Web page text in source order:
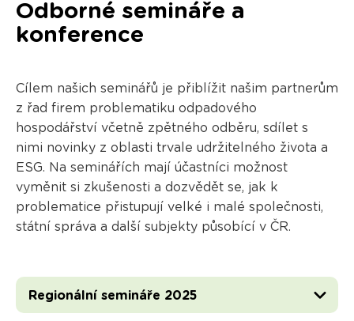
Odborné semináře a
konference
Cílem našich seminářů je přiblížit našim partnerům
z řad firem problematiku odpadového
hospodářství včetně zpětného odběru, sdílet s
nimi novinky z oblasti trvale udržitelného života a
ESG. Na seminářích mají účastníci možnost
vyměnit si zkušenosti a dozvědět se, jak k
problematice přistupují velké i malé společnosti,
státní správa a další subjekty působící v ČR.
Regionální semináře 2025